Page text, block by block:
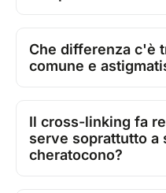
Che differenza c'è
comune e
Il cross-linking fa
serve soprattutto a
cheratocono?